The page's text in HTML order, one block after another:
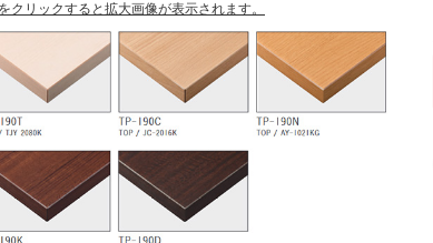
クリックすると拡大画像が表示されます。